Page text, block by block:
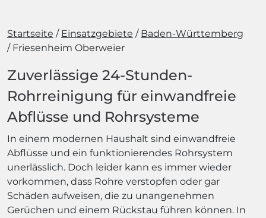
Startseite Einsatzgebiete
Baden-Württemberg
Friesenheim Oberweier
Zuverlässige 24-Stunden-
Rohrreinigung für einwandfreie
Abflüsse und Rohrsysteme
In einem modernen Haushalt sind einwandfreie
Abflüsse und ein funktionierendes Rohrsystem
unerlässlich. Doch leider kann es immer wieder
vorkommen, dass Rohre verstopfen oder gar
Schäden aufweisen, die zu unangenehmen
Gerüchen und einem Rückstau führen können. In